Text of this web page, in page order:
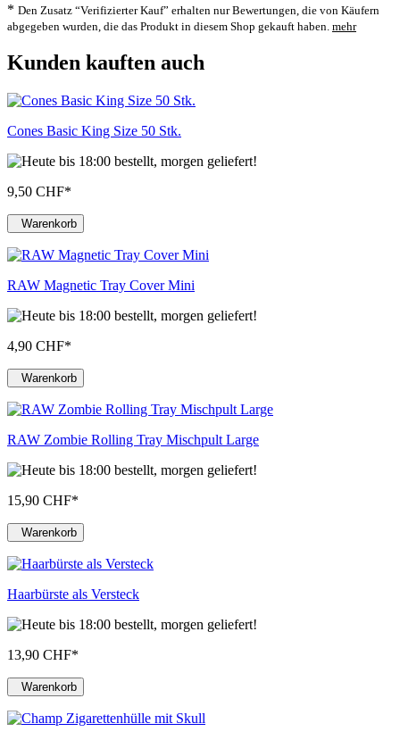
* Den Zusatz “Verifizierter Kauf” erhalten nur Bewertungen, die von Käufern
abgegeben wurden, die das Produkt in diesem Shop gekauft haben. mehr
Kunden kauften auch
Cones Basic King Size 50 Stk.
9,50 CHF*
Warenkorb
RAW Magnetic Tray Cover Mini
4,90 CHF*
Warenkorb
RAW Zombie Rolling Tray Mischpult Large
15,90 CHF*
Warenkorb
Haarbürste als Versteck
13,90 CHF*
Warenkorb